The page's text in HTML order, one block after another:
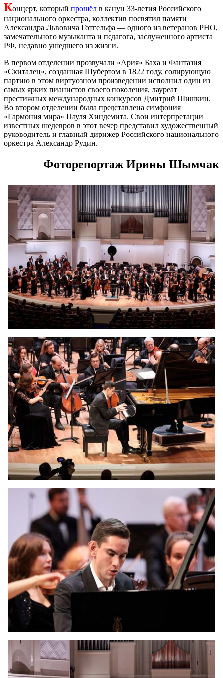
Концерт, который прошёл в канун 33-летия Российского
национального оркестра, коллектив посвятил памяти
Александра Львовича Готгельфа — одного из ветеранов РНО,
замечательного музыканта и педагога, заслуженного артиста
РФ, недавно ушедшего из жизни.
В первом отделении прозвучали «Ария» Баха и Фантазия
«Скиталец», созданная Шубертом в 1822 году, солирующую
партию в этом виртуозном произведении исполнил один из
самых ярких пианистов своего поколения, лауреат
престижных международных конкурсов Дмитрий Шишкин.
Во втором отделении была представлена симфония
«Гармония мира» Пауля Хиндемита. Свои интерпретации
известных шедевров в этот вечер представил художественный
руководитель и главный дирижер Российского национального
оркестра Александр Рудин.
Фоторепортаж Ирины Шымчак